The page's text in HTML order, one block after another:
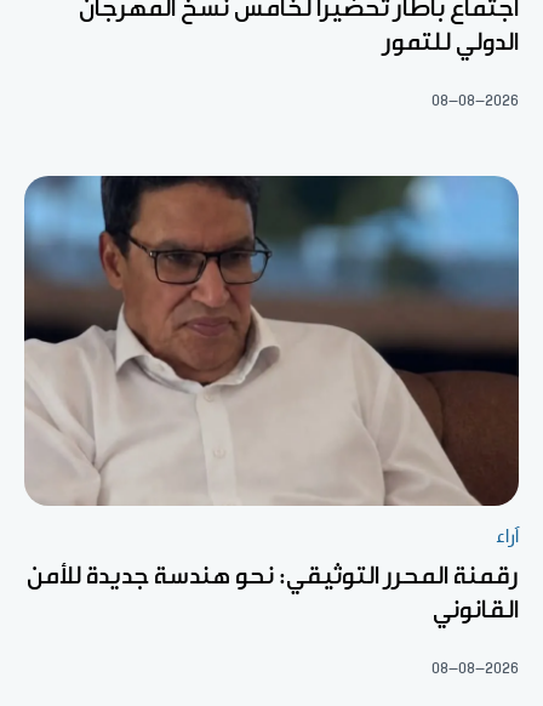
اجتماع بأطار تحضيرا لخامس نسخ المهرجان
الدولي للتمور
08-08-2026
آراء
رقمنة المحرر التوثيقي: نحو هندسة جديدة للأمن
القانوني
08-08-2026